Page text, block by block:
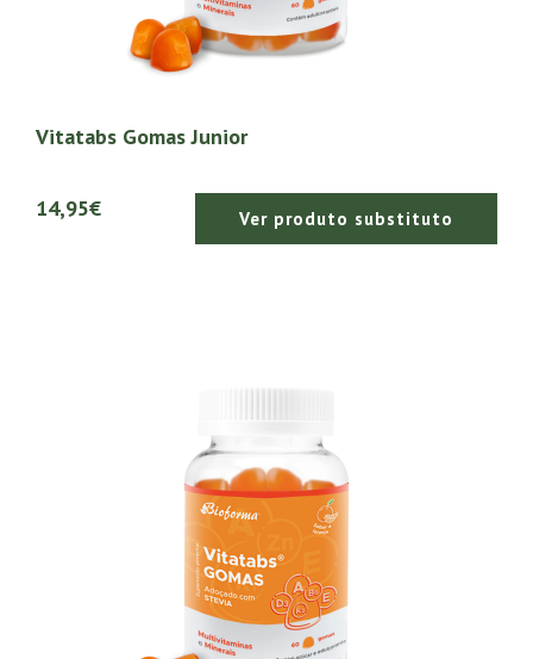
Vitatabs Gomas Junior
14,95€ Ver produto substituto